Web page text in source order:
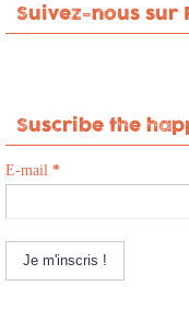
Suivez-nous sur
Suscribe the
E-mail *